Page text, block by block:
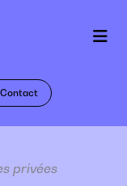
Contact
privées